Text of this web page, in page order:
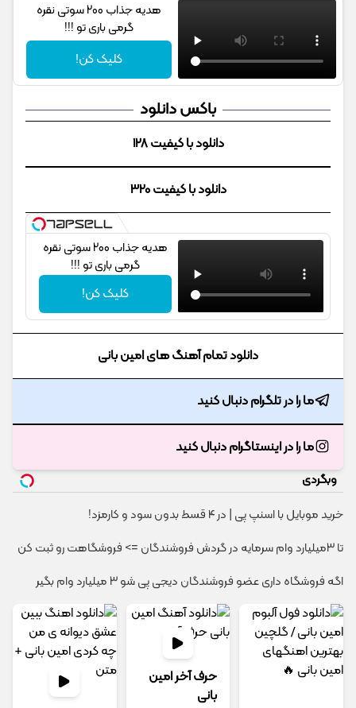
هدیه جذاب 200 سوتی نقره
گرمی باری تو !!!
کلیک کن!
باکس دانلود
دانلود با کیفیت 128
دانلود با کیفیت 320
هدیه جذاب 200 سوتی نقره
گرمی باری تو !!!
کلیک کن!
دانلود تمام آهنگ های امین بانی
ما را در تلگرام دنبال کنید
ما را در اینستاگرام دنبال کنید
وبگردی
خرید موبایل با اسنپ پی | در ۴ قسط بدون سود و کارمزد!
تا 3میلیارد وام سرمایه در گردش فروشندگان => فروشگاهت رو ثبت کن
اگه فروشگاه داری عضو فروشندگان دیجی پی شو 3 میلیارد وام بگیر
حرف آخر امین
بانی